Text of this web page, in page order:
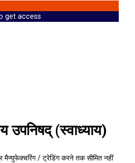
get access
उपनिषद् (स्वाध्याय)
मैन्युफेक्चरिंग / ट्रेडिंग करने तक सीमित नहीं